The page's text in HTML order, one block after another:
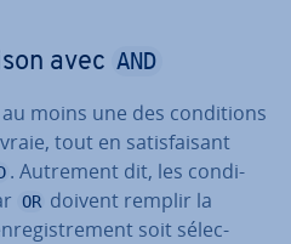
avec AND
au moins une des con­di­tions
tout en sa­tis­fai­sant
. Autrement dit, les con­di­
OR doivent remplir la
soit sé­lec­